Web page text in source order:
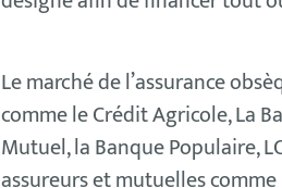
Le marché de l’assurance
comme le Crédit Agricole, La
Mutuel, la Banque Populaire,
assureurs et mutuelles comme